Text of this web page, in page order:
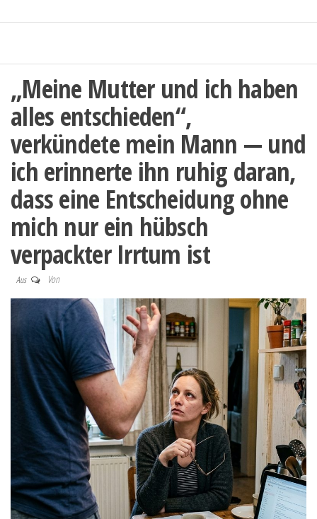
„Meine Mutter und ich haben
alles entschieden“,
verkündete mein Mann — und
ich erinnerte ihn ruhig daran,
dass eine Entscheidung ohne
mich nur ein hübsch
verpackter Irrtum ist
Aus Von